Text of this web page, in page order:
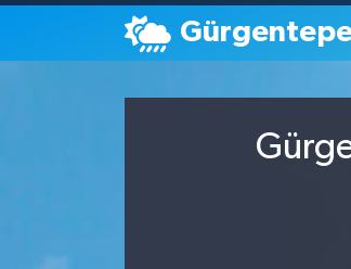
Namaz Vakitleri
Trafik Durumu
Süper Lig Puan Durumu ve Fikstür